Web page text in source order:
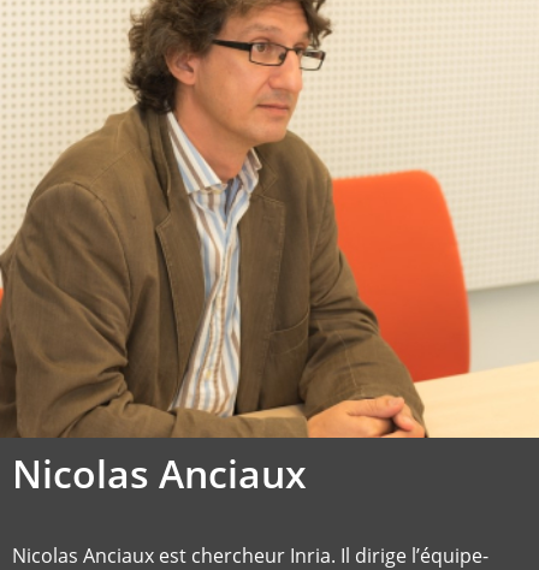
Nicolas Anciaux
Nicolas Anciaux est chercheur Inria. Il dirige l’équipe-